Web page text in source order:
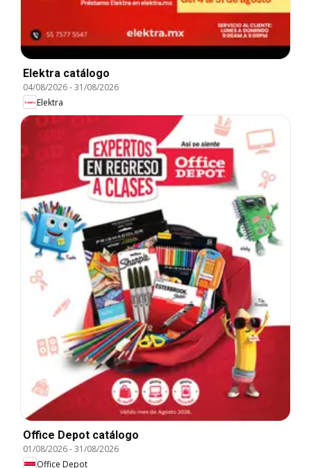
Elektra catálogo
04/08/2026-31/08/2026
Elektra
Office Depot catálogo
01/08/2026-31/08/2026
Office Depot